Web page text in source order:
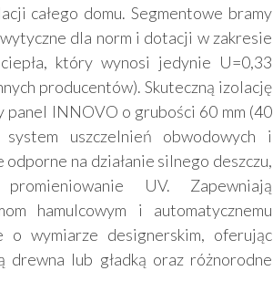
całego domu. Segmentowe bramy
dla norm i dotacji w zakresie
który wynosi jedynie U=0,33
producentów). Skuteczną izolację
panel INNOVO o grubości 60 mm (40
uszczelnień obwodowych i
na działanie silnego deszczu,
UV. Zapewniają
hamulcowym i automatycznemu
o wymiarze designerskim, oferując
lub gładką oraz różnorodne